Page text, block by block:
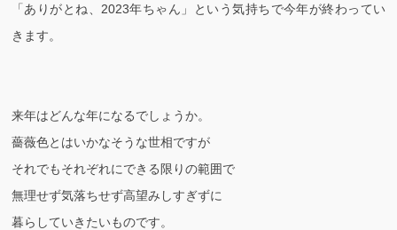
「ありがとね、2023年ちゃん」という気持ちで今年が終わってい
きます。
来年はどんな年になるでしょうか。
薔薇色とはいかなそうな世相ですが
それでもそれぞれにできる限りの範囲で
無理せず気落ちせず高望みしすぎずに
暮らしていきたいものです。